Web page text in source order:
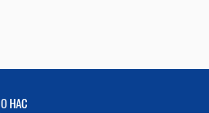
О НАС